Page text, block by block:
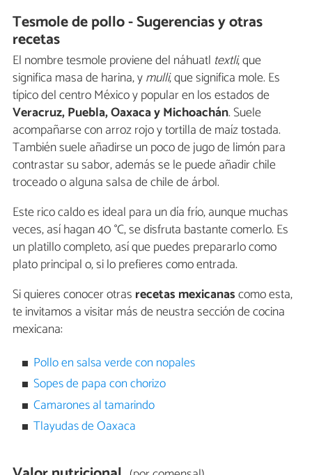
Tesmole de pollo - Sugerencias y otras
recetas
El nombre tesmole proviene del náhuatl textli, que
significa masa de harina, ymulli, que significa mole. Es
típico del centro México y popular en los estados de
Veracruz, Puebla, Oaxaca y Michoachán. Suele
acompañarse con arroz rojo y tortilla de maíz tostada.
También suele añadirse un poco de jugo de limón para
contrastar su sabor, además se le puede añadir chile
troceado o alguna salsa de chile de árbol.
Este rico caldo es ideal para un día frío, aunque muchas
veces, así hagan 40 °C, se disfruta bastante comerlo. Es
un platillo completo, así que puedes prepararlo como
plato principal o, si lo prefieres como entrada.
Si quieres conocer otras recetas mexicanascomo esta,
te invitamos a visitar más de neustra sección de cocina
mexicana:
Pollo en salsa verde con nopales
Sopes de papa con chorizo
Camarones al tamarindo
Tlayudas de Oaxaca